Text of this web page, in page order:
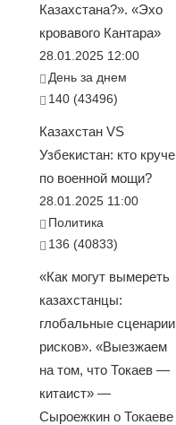
Казахстана?». «Эхо
кровавого Кантара»
28.01.2025 12:00
День за днем
140 (43496)
Казахстан VS
Узбекистан: кто круче
по военной мощи?
28.01.2025 11:00
Политика
136 (40833)
«Как могут вымереть
казахстанцы:
глобальные сценарии
рисков». «Выезжаем
на том, что Токаев —
китаист» —
Сыроежкин о Токаеве